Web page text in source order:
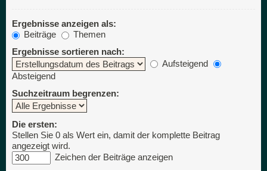
Ergebnisse anzeigen als:
Beiträge
Themen
Ergebnisse sortieren nach:
Aufsteigend
Absteigend
Suchzeitraum begrenzen:
Die ersten:
Stellen Sie 0 als Wert ein, damit der komplette Beitrag
angezeigt wird.
Zeichen der Beiträge anzeigen